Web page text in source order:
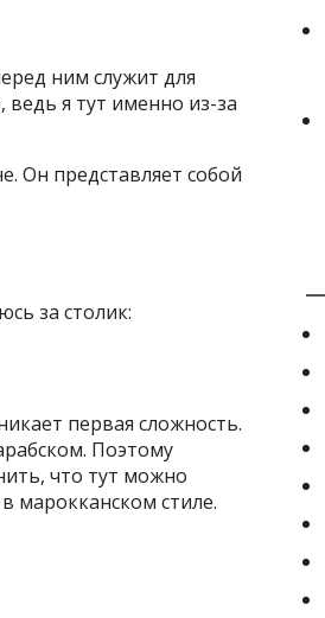
ним служит для
я тут именно из-за
Он представляет собой
за столик:
первая сложность.
Поэтому
что тут можно
марокканском стиле.